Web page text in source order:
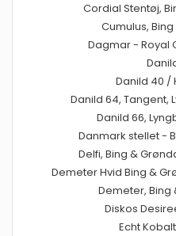
Cordial Stentøj,
Cumulus,
Dagmar - Royal
Danild 40 /
Danild 64, Tangent,
Danild 66,
Danmark stellet -
Delfi, Bing &
Demeter Hvid Bing &
Demeter, Bing
Diskos
Echt